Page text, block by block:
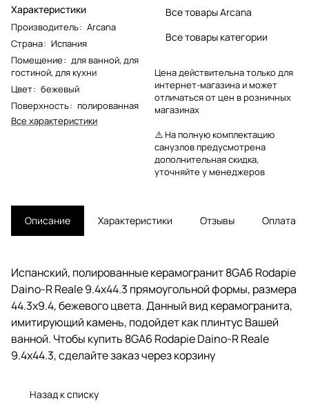
Характеристики
Производитель: Arcana
Страна: Испания
Помещение: для ванной, для
гостиной, для кухни
Цвет: бежевый
Поверхность: полированная
Все характеристики
Все товары Arcana
Все товары категории
Цена действительна только для
интернет-магазина и может
отличаться от цен в розничных
магазинах
⚠️ На полную комплектацию
санузлов предусмотрена
дополнительная скидка,
уточняйте у менеджеров
Описание Характеристики Отзывы Оплата
Испанский, полированные керамогранит 8GA6 Rodapie
Daino-R Reale 9.4x44.3 прямоугольной формы, размера
44.3x9.4, бежевого цвета. Данный вид керамогранита,
имитирующий камень, подойдет как плинтус Вашей
ванной. Чтобы купить 8GA6 Rodapie Daino-R Reale
9.4x44.3, сделайте заказ через корзину
Назад к списку